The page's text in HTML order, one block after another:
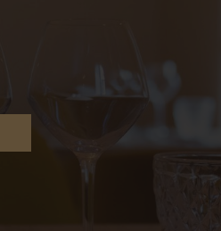
neues Fenster))
ein neues Fenster))